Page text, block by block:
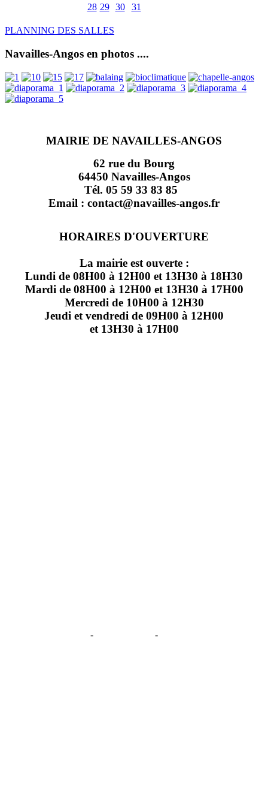
28 29 30 31
PLANNING DES SALLES
Navailles-Angos en photos ....
MAIRIE DE NAVAILLES-ANGOS
62 rue du Bourg
64450 Navailles-Angos
Tél. 05 59 33 83 85
Email : contact@navailles-angos.fr
HORAIRES D'OUVERTURE
La mairie est ouverte :
Lundi de 08H00 à 12H00 et 13H30 à 18H30
Mardi de 08H00 à 12H00 et 13H30 à 17H00
Mercredi de 10H00 à 12H30
Jeudi et vendredi de 09H00 à 12H00
et 13H30 à 17H00
- -